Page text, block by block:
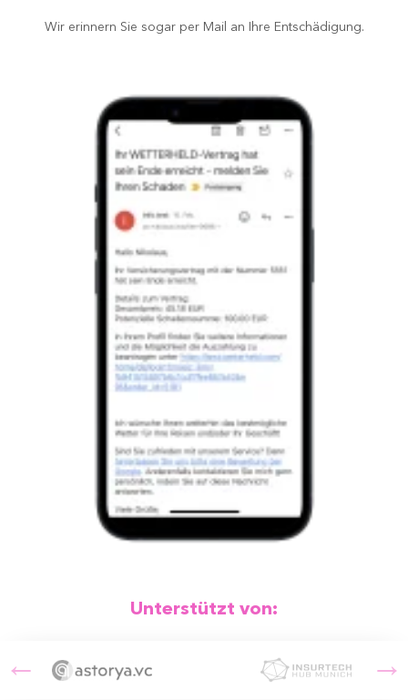
Wir erinnern Sie sogar per Mail an Ihre Entschädigung.
Unterstützt von: